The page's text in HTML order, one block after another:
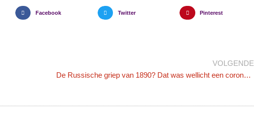
Facebook Twitter Pinterest
VOLGENDE
De Russische griep van 1890? Dat was wellicht een coronavirus